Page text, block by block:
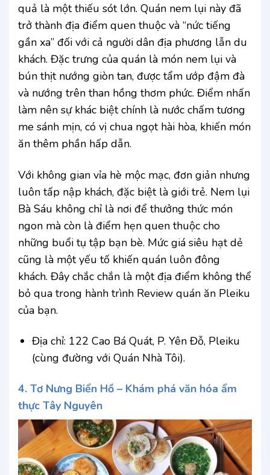
quả là một thiếu sót lớn. Quán nem lụi này đã
trở thành địa điểm quen thuộc và “nức tiếng
gần xa” đối với cả người dân địa phương lẫn du
khách. Đặc trưng của quán là món nem lụi và
bún thịt nướng giòn tan, được tẩm ướp đậm đà
và nướng trên than hồng thơm phức. Điểm nhấn
làm nên sự khác biệt chính là nước chấm tương
me sánh mịn, có vị chua ngọt hài hòa, khiến món
ăn thêm phần hấp dẫn.
Với không gian vỉa hè mộc mạc, đơn giản nhưng
luôn tấp nập khách, đặc biệt là giới trẻ. Nem lụi
Bà Sáu không chỉ là nơi để thưởng thức món
ngon mà còn là điểm hẹn quen thuộc cho
những buổi tụ tập bạn bè. Mức giá siêu hạt dẻ
cũng là một yếu tố khiến quán luôn đông
khách. Đây chắc chắn là một địa điểm không thể
bỏ qua trong hành trình Review quán ăn Pleiku
của bạn.
Địa chỉ: 122 Cao Bá Quát, P. Yên Đỗ, Pleiku
(cùng đường với Quán Nhà Tôi).
4. Tơ Nưng Biển Hồ – Khám phá văn hóa ẩm
thực Tây Nguyên